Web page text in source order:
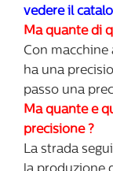
vedere il
Ma quante di
Con
ha una
passo una
Ma quante e
precisione ?
La strada